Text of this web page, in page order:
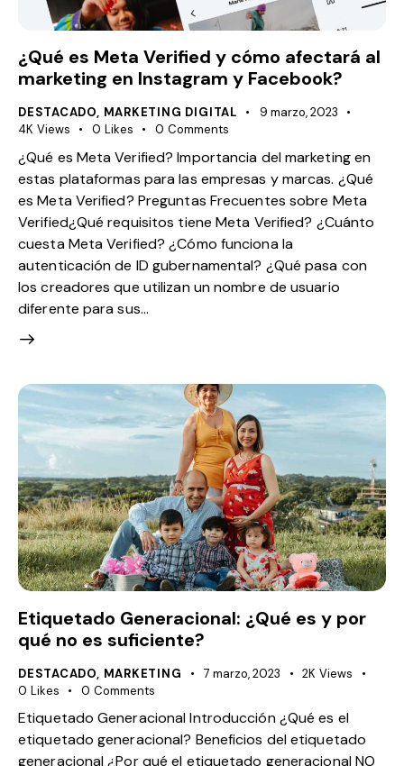
¿Qué es Meta Verified y cómo afectará al
marketing en Instagram y Facebook?
DESTACADO, MARKETING DIGITAL
9 marzo, 2023
4K Views 0 Likes 0 Comments
¿Qué es Meta Verified? Importancia del marketing en
estas plataformas para las empresas y marcas. ¿Qué
es Meta Verified? Preguntas Frecuentes sobre Meta
Verified¿Qué requisitos tiene Meta Verified? ¿Cuánto
cuesta Meta Verified? ¿Cómo funciona la
autenticación de ID gubernamental? ¿Qué pasa con
los creadores que utilizan un nombre de usuario
diferente para sus…
Etiquetado Generacional: ¿Qué es y por
qué no es suficiente?
DESTACADO, MARKETING 7 marzo, 2023 2K Views
0 Likes 0 Comments
Etiquetado Generacional Introducción ¿Qué es el
etiquetado generacional? Beneficios del etiquetado
generacional ¿Por qué el etiquetado generacional NO